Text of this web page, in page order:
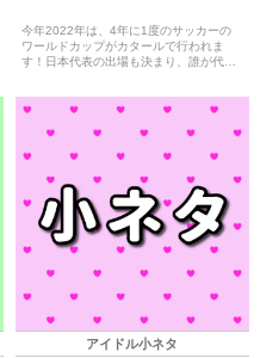
今年2022年は、4年に1度のサッカーの
ワールドカップがカタールで行われま
す！日本代表の出場も決まり、誰が代表
乗って、当サイトでは各年代の女性アイ
アイドル小ネタ